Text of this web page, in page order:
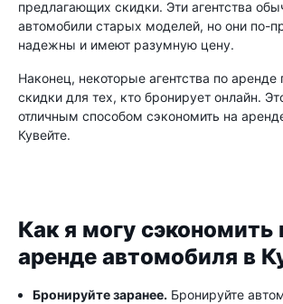
предлагающих скидки. Эти агентства
автомобили старых моделей, но они по-
надежны и имеют разумную цену.
Наконец, некоторые агентства по аренде
скидки для тех, кто бронирует онлайн.
отличным способом сэкономить на
Кувейте.
Как я могу сэкономить
аренде автомобиля в
Бронируйте заранее. Бронируйте